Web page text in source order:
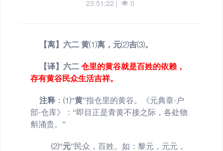
23:51:22 | 0
【离】六二 黄⑴离，元⑵吉⑶。
【译】六二 仓里的黄谷就是百姓的依赖，
存有黄谷民众生活吉祥。
注释 ： ⑴“黄”指仓里的黄谷。《元典章·户
部·仓库》：“即目正是青黄不接之际，各处物
斛涌贵。”
⑵“元”民众，百姓。如：黎元，元元，